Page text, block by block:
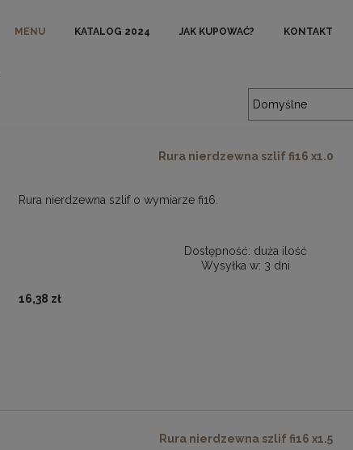
MENU KATALOG 2024 JAK KUPOWAĆ? KONTAKT
Rura nierdzewna szlif fi16 x1.0
Rura nierdzewna szlif o wymiarze fi16.
Dostępność: duża ilość
Wysyłka w: 3 dni
16,38 zł
Rura nierdzewna szlif fi16 x1.5